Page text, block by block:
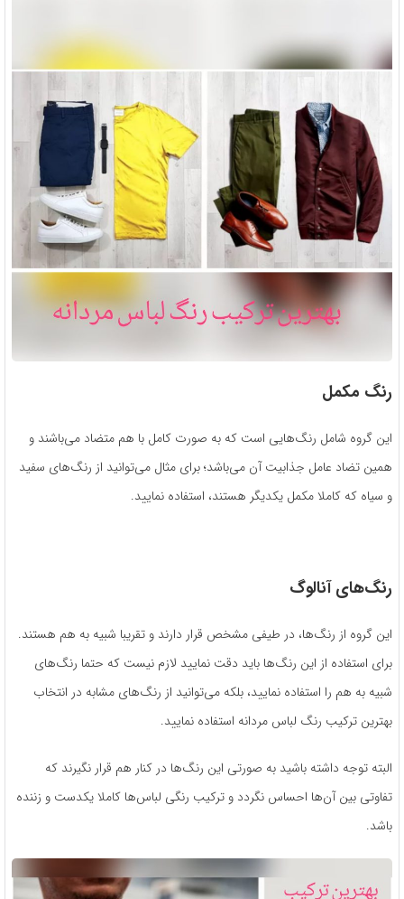
رنگ مکمل
این گروه شامل رنگ‌هایی است که به صورت کامل با هم متضاد می‌باشند و
همین تضاد عامل جذابیت آن می‌باشد؛ برای مثال می‌توانید از رنگ‌های سفید
و سیاه که کاملا مکمل یکدیگر هستند، استفاده نمایید.
رنگ‌های آنالوگ
این گروه از رنگ‌ها، در طیفی مشخص قرار دارند و تقریبا شبیه به هم هستند.
برای استفاده از این رنگ‌ها باید دقت نمایید لازم نیست که حتما رنگ‌های
شبیه به هم را استفاده نمایید، بلکه می‌توانید از رنگ‌های مشابه در انتخاب
بهترین ترکیب رنگ لباس مردانه استفاده نمایید.
البته توجه داشته باشید به صورتی این رنگ‌ها در کنار هم قرار نگیرند که
تفاوتی بین آن‌ها احساس نگردد و ترکیب رنگی لباس‌ها کاملا یکدست و زننده
باشد.